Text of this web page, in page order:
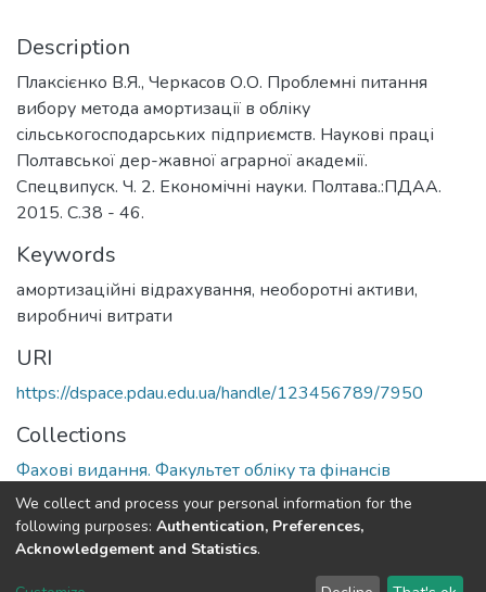
Description
Плаксієнко В.Я., Черкасов О.О. Проблемні питання
вибору метода амортизації в обліку
сільськогосподарських підприємств. Наукові праці
Полтавської дер-жавної аграрної академії.
Спецвипуск. Ч. 2. Економічні науки. Полтава.:ПДАА.
2015. С.38 - 46.
Keywords
амортизаційні відрахування, необоротні активи,
виробничі витрати
URI
https://dspace.pdau.edu.ua/handle/123456789/7950
Collections
Фахові видання. Факультет обліку та фінансів
Full item page
DSpace software copyright © 2002-2026 LYRASIS
We collect and process your personal information for the
following purposes: Authentication, Preferences,
Acknowledgement and Statistics.